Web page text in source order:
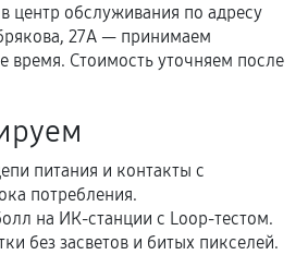
работ с датой, перечнем
гарантии.
комплектующие
гарантия
возможно оформление
центр обслуживания по адресу
27А — принимаем
время. Стоимость уточняем после
питания и контакты с
потребления.
на ИК-станции с Loop-тестом.
без засветов и битых пикселей.